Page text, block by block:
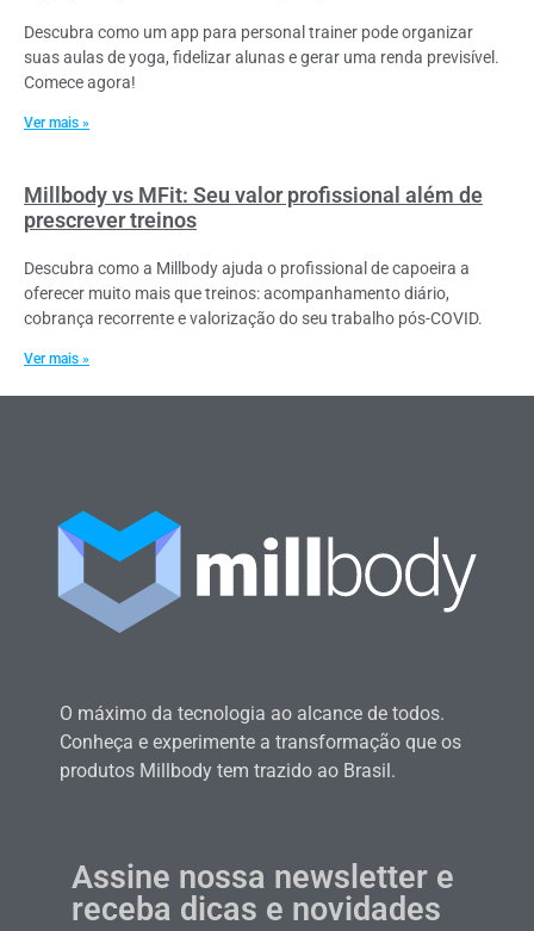
Descubra como um app para personal trainer pode organizar
suas aulas de yoga, fidelizar alunas e gerar uma renda previsível.
Comece agora!
Ver mais »
Millbody vs MFit: Seu valor profissional além de
prescrever treinos
Descubra como a Millbody ajuda o profissional de capoeira a
oferecer muito mais que treinos: acompanhamento diário,
cobrança recorrente e valorização do seu trabalho pós-COVID.
Ver mais »
O máximo da tecnologia ao alcance de todos.
Conheça e experimente a transformação que os
produtos Millbody tem trazido ao Brasil.
Assine nossa newsletter e
receba dicas e novidades